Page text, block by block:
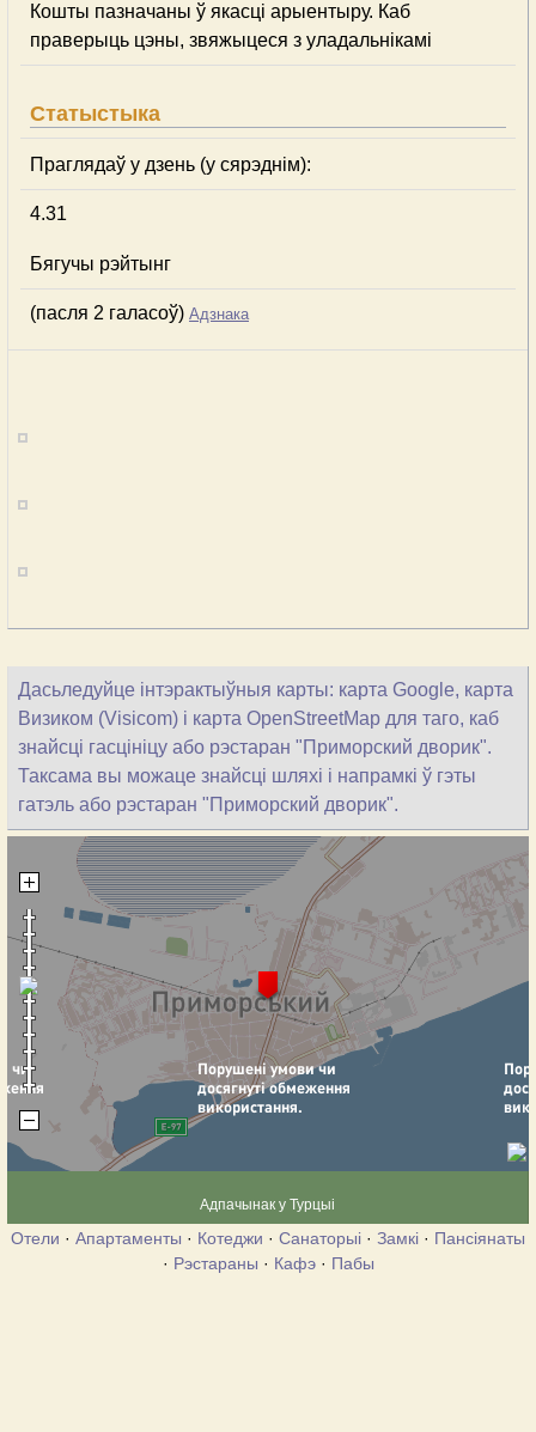
Кошты пазначаны ў якасці арыентыру. Каб
праверыць цэны, звяжыцеся з уладальнікамі
Статыстыка
Праглядаў у дзень (у сярэднім):
4.31
Бягучы рэйтынг
(пасля 2 галасоў) Адзнака
Дасьледуйце інтэрактыўныя карты: карта Google, карта
Визиком (Visicom) і карта OpenStreetMap для таго, каб
знайсці гасцініцу або рэстаран "Приморский дворик".
Таксама вы можаце знайсці шляхі і напрамкі ў гэты
гатэль або рэстаран "Приморский дворик".
Адпачынак у Турцыі
Отели · Апартаменты · Котеджи · Санаторыі · Замкі · Пансіянаты
· Рэстараны · Кафэ· Пабы